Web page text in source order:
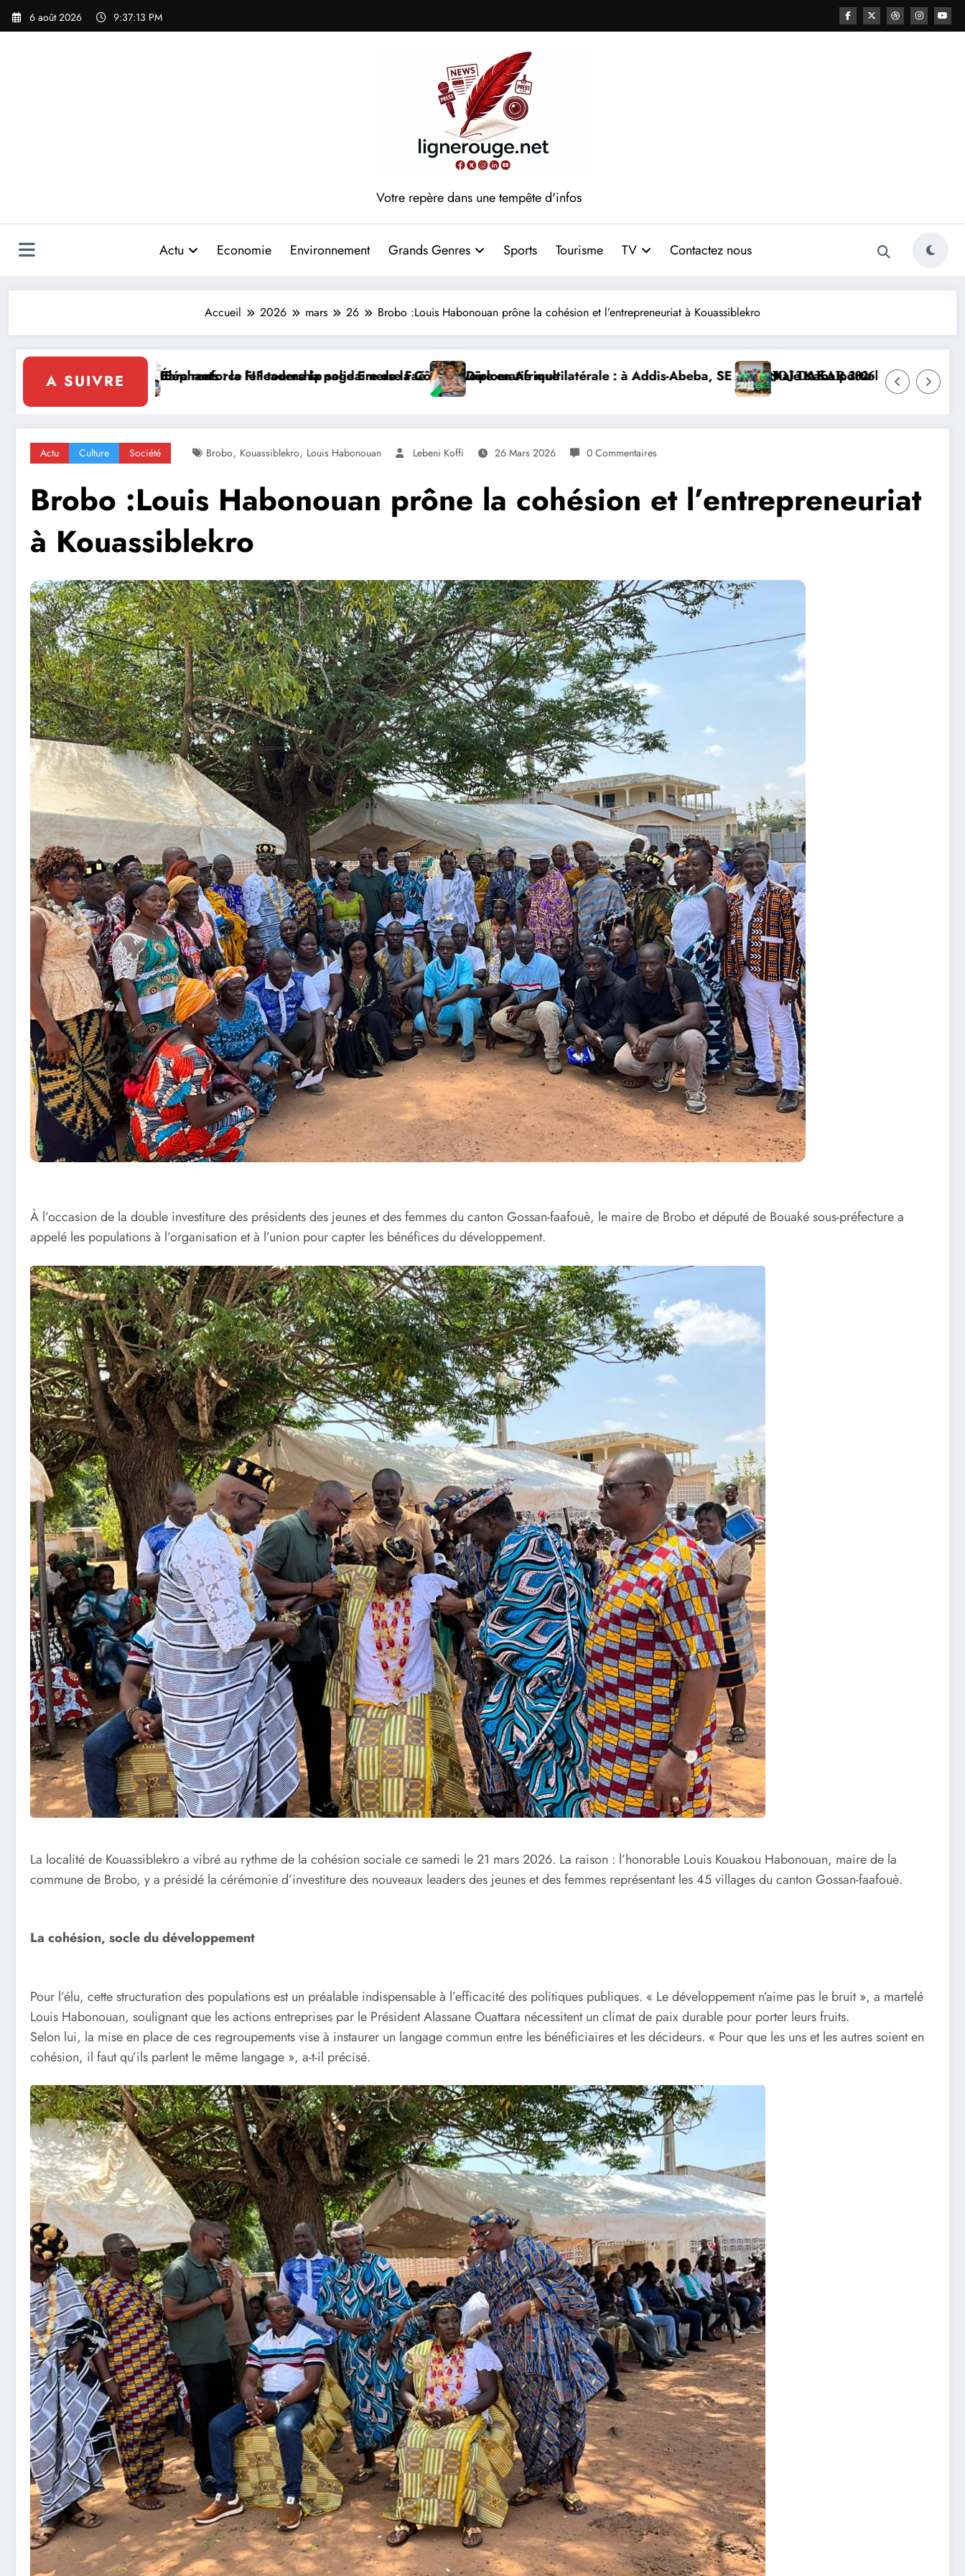
Aller
6 août 2026 9:37:16 PM
Votre repère dans une tempête d'infos
Actu Economie Environnement Grands Genres Sports Tourisme TV Contactez nous
Accueil 2026 mars 26 Brobo :Louis Habonouan prône la cohésion et l’entrepreneuriat à Kouassiblekro
A SUIVRE
d’Ivoire en Afrique
Diplomatie multilatérale : à Addis-Abeba, SE Mme Nialé Kaba porte la voix de la Côte d’Ivoire et lance la construction de la nouvelle chancellerie
𝐉𝐎𝐉 𝐃𝐀𝐊𝐀𝐑 𝟐𝟎𝟐𝟔 : 𝐋𝐄𝐒 𝐀𝐓𝐇𝐋È𝐓𝐄𝐒 𝐈𝐕𝐎𝐈𝐑𝐈𝐄𝐍𝐒 𝐒’𝐈𝐌𝐏𝐑È𝐆𝐍𝐄𝐍𝐓 𝐃𝐄𝐒 𝐕𝐀𝐋𝐄𝐔𝐑𝐒 𝐃𝐄 𝐋’𝐎𝐋𝐘𝐌𝐏𝐈𝐒𝐌𝐄
DIPLOMATIE NUMÉRIQUE : LA CÔTE
Actu Culture Société Brobo, Kouassiblekro, Louis Habonouan Lebeni Koffi 26 Mars 2026 0 Commentaires
Brobo :Louis Habonouan prône la cohésion et l’entrepreneuriat
à Kouassiblekro
À l’occasion de la double investiture des présidents des jeunes et des femmes du canton Gossan-faafouè, le maire de Brobo et député de Bouaké sous-préfecture a
appelé les populations à l’organisation et à l’union pour capter les bénéfices du développement.
La localité de Kouassiblekro a vibré au rythme de la cohésion sociale ce samedi le 21 mars 2026. La raison : l’honorable Louis Kouakou Habonouan, maire de la
commune de Brobo, y a présidé la cérémonie d’investiture des nouveaux leaders des jeunes et des femmes représentant les 45 villages du canton Gossan-faafouè.
La cohésion, socle du développement
Pour l’élu, cette structuration des populations est un préalable indispensable à l’efficacité des politiques publiques. « Le développement n’aime pas le bruit », a martelé
Louis Habonouan, soulignant que les actions entreprises par le Président Alassane Ouattara nécessitent un climat de paix durable pour porter leurs fruits.
Selon lui, la mise en place de ces regroupements vise à instaurer un langage commun entre les bénéficiaires et les décideurs. « Pour que les uns et les autres soient en
cohésion, il faut qu’ils parlent le même langage », a-t-il précisé.